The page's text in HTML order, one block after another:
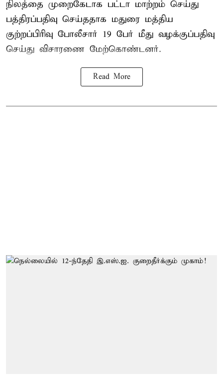
நிலத்தை முறைகேடாக பட்டா மாற்றம் செய்து
பத்திரப்பதிவு செய்ததாக மதுரை மத்திய
குற்றப்பிரிவு போலீசார் 19 பேர் மீது வழக்குப்பதிவு
செய்து விசாரணை மேற்கொண்டனர்.
Read More